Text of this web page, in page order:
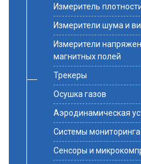
Измеритель
Измерители шума и
Измерители
магнитных полей
Трекеры
Осушка газов
Аэродинамическая
Системы
Сенсоры и